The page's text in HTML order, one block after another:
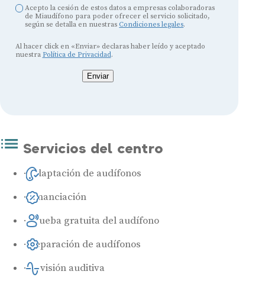
Acepto la cesión de estos datos a empresas colaboradoras
de Miaudífono para poder ofrecer el servicio solicitado,
según se detalla en nuestras Condiciones legales.
Al hacer click en «Enviar» declaras haber leído y aceptado
nuestra Política de Privacidad.
Enviar
Servicios del centro
Adaptación de audífonos
Financiación
Prueba gratuita del audífono
Reparación de audífonos
Revisión auditiva